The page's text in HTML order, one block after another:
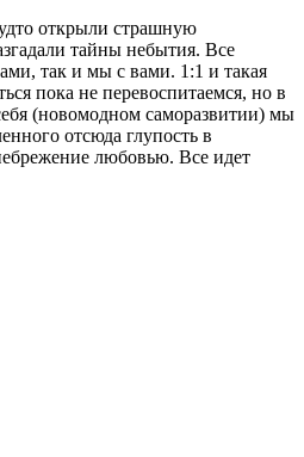
открыли страшную
тайны небытия. Все
так и мы с вами. 1:1 и такая
пока не перевоспитаемся, но в
(новомодном саморазвитии) мы
отсюда глупость в
любовью. Все идет